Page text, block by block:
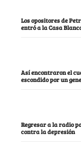
Los opositores de
entró a la Casa
Así encontraron el
escondido por un
Regresar a la radio
contra la depresión